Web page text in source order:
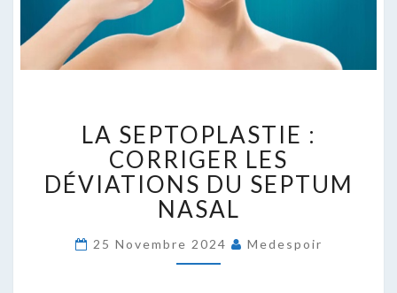
SEPTOPLASTIE
:
CORRIGER
LES
DÉVIATIONS
SEPTUM
NASAL
LA SEPTOPLASTIE :
CORRIGER LES
DÉVIATIONS DU SEPTUM
NASAL
25 Novembre 2024 Medespoir